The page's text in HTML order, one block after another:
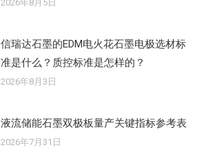
2026年8月5日
信瑞达石墨的EDM电火花石墨电极选材标
准是什么？质控标准是怎样的？
2026年8月3日
液流储能石墨双极板量产关键指标参考表
2026年7月31日